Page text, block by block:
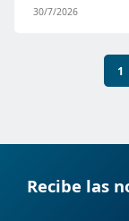
30/7/2026
1
Recibe las